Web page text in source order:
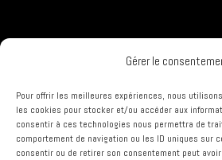
Gérer le
Pour offrir les meilleures expériences, nous
les cookies pour stocker et/ou accéder aux
consentir à ces technologies nous permettra de
comportement de navigation ou les ID uniques sur
consentir ou de retirer son consentement peut